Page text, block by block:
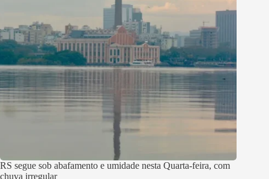
RS segue sob abafamento e umidade nesta Quarta-feira, com
chuva irregular